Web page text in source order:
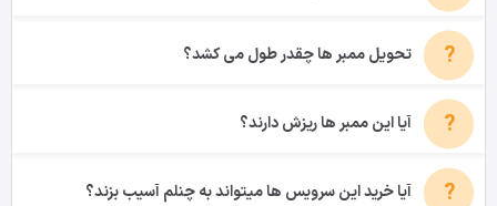
تحویل ممبر ها چقدر طول می کشد؟
آیا این ممبر ها ریزش دارند؟
آیا خرید این سرویس ها میتواند به چنلم آسیب بزند؟